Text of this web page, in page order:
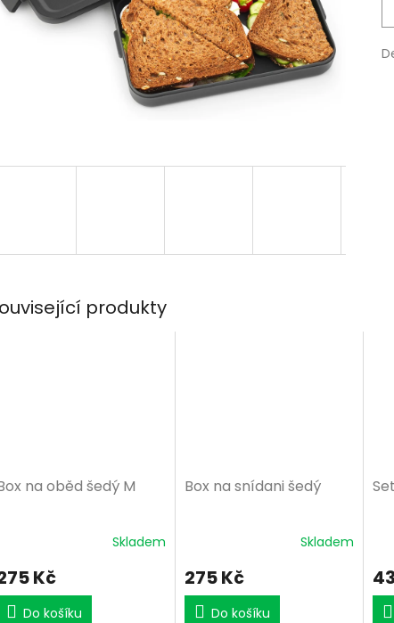
produkty
na oběd šedý M
Skladem
Kč
Do košíku
Box na snídani šedý
Skladem
275 Kč
Do košíku